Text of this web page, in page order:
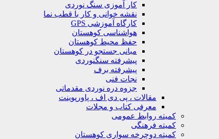
کار آموزی سنگ نوردی
نقشه خوانی و کار با قطب نما
کارگاه آموزشی GPS
هواشناسی کوهستان
حفظ محیط کوهستان
مبانی جستجو در کوهستان
پیشرفته سنگنوردی
پیشرفته برف
نجات فنی
جزوه دره نوردی مقدماتی
مقالات ، پی دی اف ، پاورپوینت
معرفی کتاب و مجلات
کمیته روابط عمومی
کمیته فرهنگی
کمیته دوچرخه سواری کوهستان